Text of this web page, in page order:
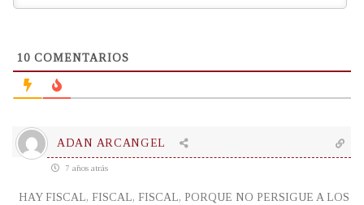
10 COMENTARIOS
ADAN ARCANGEL
7 años atrás
HAY FISCAL, FISCAL, FISCAL, PORQUE NO PERSIGUE A LOS